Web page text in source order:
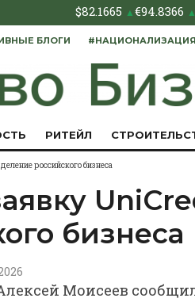
$82.1665 ▲€94.8366 ▲
БЛОГИ #НАЦИОНАЛИЗАЦИЯ
РИТЕЙЛ
российского бизнеса
бизнеса
Моисеев